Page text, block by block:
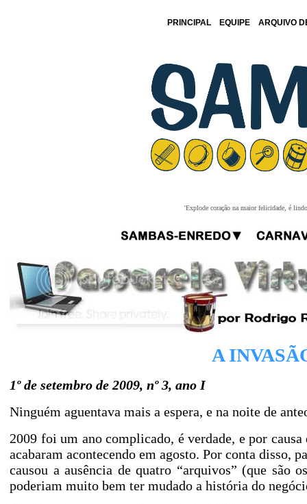
PRINCIPAL EQUIPE ARQUIVO
'Explode coração na maior felicidade, é
A
1º de setembro de 2009, nº 3, ano I
Ninguém aguentava mais a espera, e na noite de
2009 foi um ano complicado, é verdade, e por
acabaram acontecendo em agosto. Por conta disso,
causou a ausência de quatro “arquivos” (que são
poderiam muito bem ter mudado a história do